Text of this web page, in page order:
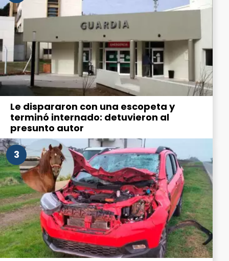
Le dispararon con una escopeta y
terminó internado: detuvieron al
presunto autor
3